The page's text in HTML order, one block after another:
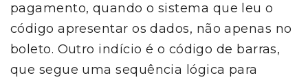
pagamento, quando o sistema que leu o
código apresentar os dados, não apenas no
boleto. Outro indício é o código de barras,
que segue uma sequência lógica para